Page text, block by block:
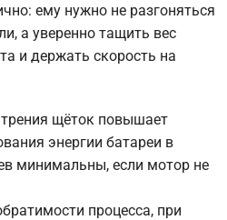
ему нужно не разгоняться
а уверенно тащить вес
и держать скорость на
трения щёток повышает
энергии батареи в
минимальны, если мотор не
процесса, при